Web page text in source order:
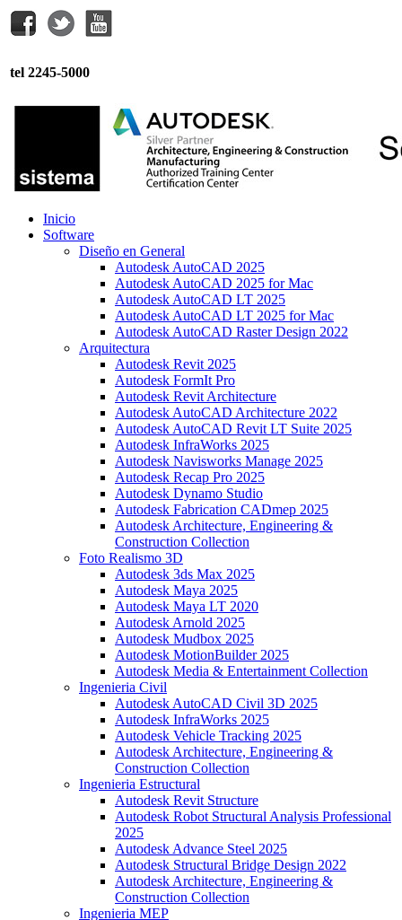
tel 2245-5000
Inicio
Software
Diseño en General
Autodesk AutoCAD 2025
Autodesk AutoCAD 2025 for Mac
Autodesk AutoCAD LT 2025
Autodesk AutoCAD LT 2025 for Mac
Autodesk AutoCAD Raster Design 2022
Arquitectura
Autodesk Revit 2025
Autodesk FormIt Pro
Autodesk Revit Architecture
Autodesk AutoCAD Architecture 2022
Autodesk AutoCAD Revit LT Suite 2025
Autodesk InfraWorks 2025
Autodesk Navisworks Manage 2025
Autodesk Recap Pro 2025
Autodesk Dynamo Studio
Autodesk Fabrication CADmep 2025
Autodesk Architecture, Engineering &
Construction Collection
Foto Realismo 3D
Autodesk 3ds Max 2025
Autodesk Maya 2025
Autodesk Maya LT 2020
Autodesk Arnold 2025
Autodesk Mudbox 2025
Autodesk MotionBuilder 2025
Autodesk Media & Entertainment Collection
Ingenieria Civil
Autodesk AutoCAD Civil 3D 2025
Autodesk InfraWorks 2025
Autodesk Vehicle Tracking 2025
Autodesk Architecture, Engineering &
Construction Collection
Ingenieria Estructural
Autodesk Revit Structure
Autodesk Robot Structural Analysis Professional
2025
Autodesk Advance Steel 2025
Autodesk Structural Bridge Design 2022
Autodesk Architecture, Engineering &
Construction Collection
Ingenieria MEP